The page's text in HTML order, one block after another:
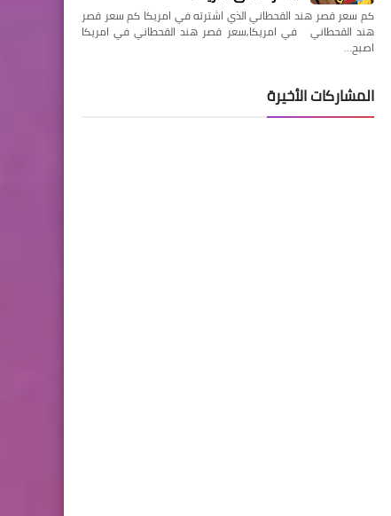
كم سعر قصر هند القحطاني الذي اشترته في امريكا كم سعر قصر
هند القحطاني في امريكا,سعر قصر هند القحطاني في امريكا
اصبح…
المشاركات الأخيرة